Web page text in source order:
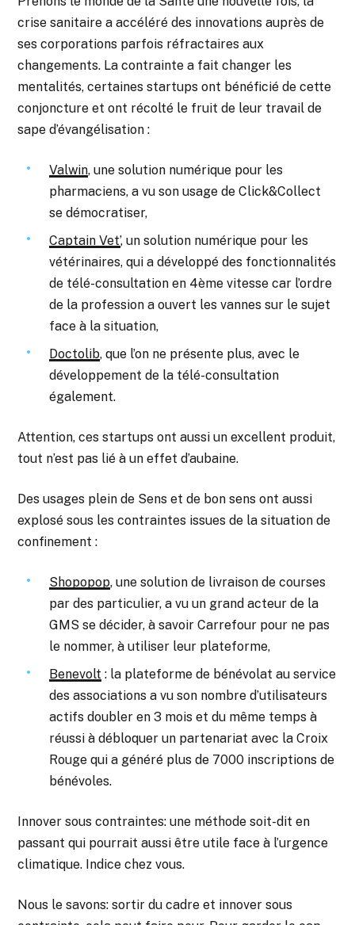
crise sanitaire a accéléré des innovations auprès de
ses corporations parfois réfractaires aux
changements. La contrainte a fait changer les
mentalités, certaines startups ont bénéficié de cette
conjoncture et ont récolté le fruit de leur travail de
sape d’évangélisation :
Valwin, une solution numérique pour les
pharmaciens, a vu son usage de Click&Collect
se démocratiser,
Captain Vet’, un solution numérique pour les
vétérinaires, qui a développé des fonctionnalités
de télé-consultation en 4ème vitesse car l’ordre
de la profession a ouvert les vannes sur le sujet
face à la situation,
Doctolib, que l’on ne présente plus, avec le
développement de la télé-consultation
également.
Attention, ces startups ont aussi un excellent produit,
tout n’est pas lié à un effet d’aubaine.
Des usages plein de Sens et de bon sens ont aussi
explosé sous les contraintes issues de la situation de
confinement :
Shopopop, une solution de livraison de courses
par des particulier, a vu un grand acteur de la
GMS se décider, à savoir Carrefour pour ne pas
le nommer, à utiliser leur plateforme,
Benevolt : la plateforme de bénévolat au service
des associations a vu son nombre d’utilisateurs
actifs doubler en 3 mois et du même temps à
réussi à débloquer un partenariat avec la Croix
Rouge qui a généré plus de 7000 inscriptions de
bénévoles.
Innover sous contraintes: une méthode soit-dit en
passant qui pourrait aussi être utile face à l’urgence
climatique. Indice chez vous.
Nous le savons: sortir du cadre et innover sous